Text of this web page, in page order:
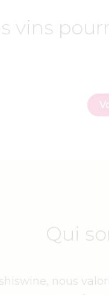
vins
Qui
nous